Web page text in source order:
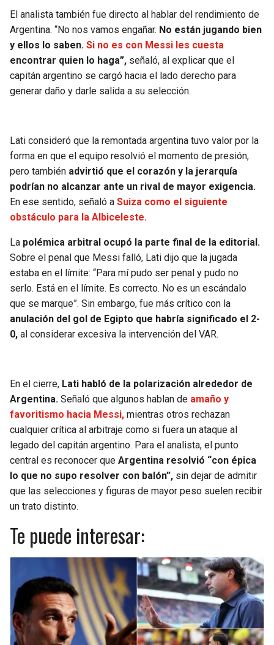
El analista también fue directo al hablar del rendimiento de
Argentina. “No nos vamos engañar. No están jugando bien
y ellos lo saben. Si no es con Messi les cuesta
encontrar quien lo haga”, señaló, al explicar que el
capitán argentino se cargó hacia el lado derecho para
generar daño y darle salida a su selección.
Lati consideró que la remontada argentina tuvo valor por la
forma en que el equipo resolvió el momento de presión,
pero también advirtió que el corazón y la jerarquía
podrían no alcanzar ante un rival de mayor exigencia.
En ese sentido, señaló a Suiza como el siguiente
obstáculo para la Albiceleste.
La polémica arbitral ocupó la parte final de la editorial.
Sobre el penal que Messi falló, Lati dijo que la jugada
estaba en el límite: “Para mí pudo ser penal y pudo no
serlo. Está en el límite. Es correcto. No es un escándalo
que se marque”. Sin embargo, fue más crítico con la
anulación del gol de Egipto que habría significado el 2-
0, al considerar excesiva la intervención del VAR.
En el cierre, Lati habló de la polarización alrededor de
Argentina. Señaló que algunos hablan de amaño y
favoritismo hacia Messi, mientras otros rechazan
cualquier crítica al arbitraje como si fuera un ataque al
legado del capitán argentino. Para el analista, el punto
central es reconocer que Argentina resolvió “con épica
lo que no supo resolver con balón”, sin dejar de admitir
que las selecciones y figuras de mayor peso suelen recibir
un trato distinto.
Te puede interesar: